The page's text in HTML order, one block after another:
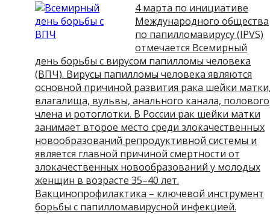
4 марта по инициативе
Международного общества
по папилломавирусу (IPVS)
отмечается Всемирный
день борьбы с вирусом папилломы человека
(ВПЧ). Вирусы папилломы человека являются
основной причиной развития рака шейки
влагалища, вульвы, анального канала, полового
члена и ротоглотки. В России рак шейки матки
занимает второе место среди злокачественных
новообразований репродуктивной системы и
является главной причиной смертности от
злокачественных новообразований у молодых
женщин в возрасте 35–40 лет.
Вакцинопрофилактика – ключевой инструмент
борьбы с папилломавирусной инфекцией.